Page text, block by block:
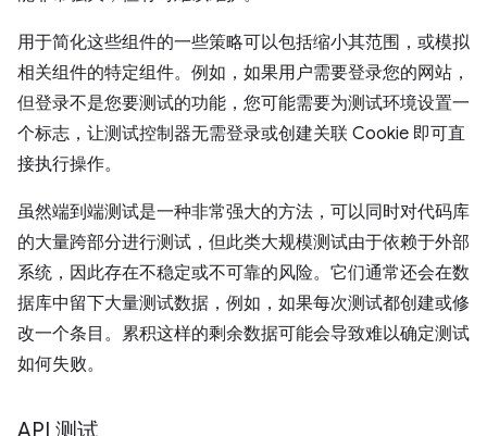
用于简化这些组件的一些策略可以包括缩小其范围，或模拟
相关组件的特定组件。例如，如果用户需要登录您的网站，
但登录不是您要测试的功能，您可能需要为测试环境设置一
个标志，让测试控制器无需登录或创建关联 Cookie 即可直
接执行操作。
虽然端到端测试是一种非常强大的方法，可以同时对代码库
的大量跨部分进行测试，但此类大规模测试由于依赖于外部
系统，因此存在不稳定或不可靠的风险。它们通常还会在数
据库中留下大量测试数据，例如，如果每次测试都创建或修
改一个条目。累积这样的剩余数据可能会导致难以确定测试
如何失败。